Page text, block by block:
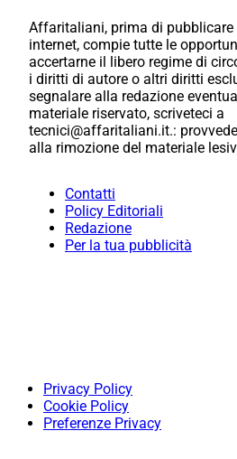
Affaritaliani, prima di
internet, compie tutte le
accertarne il libero regime di
i diritti di autore o altri diritti
segnalare alla redazione
materiale riservato, scriveteci a
tecnici@affaritaliani.it.:
alla rimozione del materiale
Contatti
Policy Editoriali
Redazione
Per la tua pubblicità
Privacy Policy
Cookie Policy
Preferenze Privacy